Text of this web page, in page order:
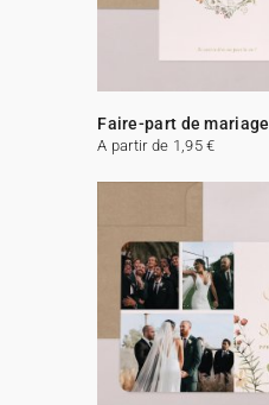
Faire-part de mariage
A partir de 1,95 €